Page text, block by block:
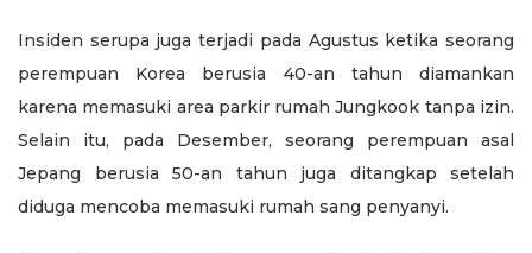
Insiden serupa juga terjadi pada Agustus ketika seorang
perempuan Korea berusia 40-an tahun diamankan
karena memasuki area parkir rumah Jungkook tanpa izin.
Selain itu, pada Desember, seorang perempuan asal
Jepang berusia 50-an tahun juga ditangkap setelah
diduga mencoba memasuki rumah sang penyanyi.